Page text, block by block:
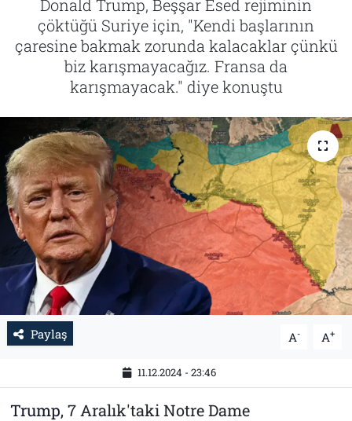
Donald Trump, Beşşar Esed rejiminin
çöktüğü Suriye için, "Kendi başlarının
çaresine bakmak zorunda kalacaklar çünkü
biz karışmayacağız. Fransa da
karışmayacak." diye konuştu
Paylaş A- A+
11.12.2024 - 23:46
Trump, 7 Aralık'taki Notre Dame
Tarih
İletişim
Künye